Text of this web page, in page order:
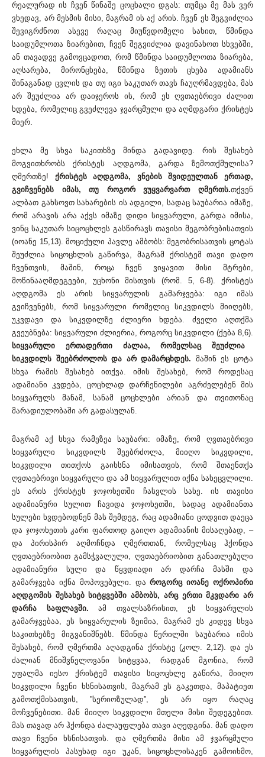
რეალურად ის ჩვენ წინაშე ცოცხალი დგას: თუმცა მე მას ვერ
ვხედავ, არ მესმის მისი, მაგრამ ის აქ არის. ჩვენ ეს შეგვიძლია
შევიგრძნოთ ასევე რაღაც მიუწვდომელი სახით, წმინდა
საიდუმლოთა ზიარებით, ჩვენ შეგვიძლია დავინახოთ სხვებში,
ან თავადვე გამოვცადოთ, რომ წმინდა საიდუმლოთა ზიარება,
აღსარება, მირონცხება, წმინდა ზეთის ცხება ადამიანს
შინაგანად ცვლის და თუ იგი საკუთარ თავს ჩაუღრმავდება, მას
არ შეუძლია არ დაიჯეროს ის, რომ ეს ღვთაებრივი ძალით
ხდება, რომელიც გვეძლევა ჯვარცმული და აღმდგარი ქრისტეს
მიერ.
ეხლა მე სხვა საკითხზე მინდა გადავიდე. რის შესახებ
მოგვითხრობს ქრისტეს აღდგომა, გარდა ზემოთქმულისა?
ღმერთზე! ქრისტეს აღდგომა, ვნების შვიდეულთან ერთად,
გვიჩვენებს იმას, თუ როგორ ვუყვარვართ ღმერთს.თქვენ
ალბათ გახსოვთ სახარების ის ადგილი, სადაც საუბარია იმაზე,
რომ არავის არა აქვს იმაზე დიდი სიყვარული, გარდა იმისა,
ვინც საკუთარ სიცოცხლეს გასწირავს თავისი მეგობრებისათვის
(იოანე 15,13). მოციქული პავლე ამბობს: მეგობრისათვის ცოტას
შეუძლია სიცოცხლის გაწირვა, მაგრამ ქრისტემ თავი დადო
ჩვენთვის, მაშინ, როცა ჩვენ ვიყავით მისი მტრები,
მოწინააღმდეგეები, უცხონი მისთვის (რომ. 5, 6-8). ქრისტეს
აღდგომა ეს არის სიყვარულის გამარჯვება: იგი იმას
გვიჩვენებს, რომ სიყვარული რომელიც სიკვდილს მიიღებს,
უკვდავი და სიკვდილზე ძლიერი ხდება. ძველი აღთქმა
გვეუბნება: სიყვარული ძლიერია, როგორც სიკვდილი (ქება 8,6).
სიყვარული ერთადერთი ძალაა, რომელსაც შეუძლია
სიკვდილს შეებრძოლოს და არ დამარცხდეს. მაშინ ეს ცოტა
სხვა რამის შესახებ ითქვა. იმის შესახებ, რომ როდესაც
ადამიანი კვდება, ცოცხლად დარჩენილები აგრძელებენ მის
სიყვარულს მანამ, სანამ ცოცხლები არიან და თვითონაც
მარადიულობაში არ გადასულან.
მაგრამ აქ სხვა რამეზეა საუბარი: იმაზე, რომ ღვთაებრივი
სიყვარული სიკვდილს შეებრძოლა, მიიღო სიკვდილი,
სიკვდილი თითქოს გაიხსნა იმისათვის, რომ შთაენთქა
ღვთაებრივი სიყვარული და ამ სიყვარულით იქნა სახეცვლილი.
ეს არის ქრისტეს ჯოჯოხეთში ჩასვლის სახე. ის თავისი
ადამიანური სულით ჩავიდა ჯოჯოხეთში, სადაც ადამიანთა
სულები ხვდებოდნენ მას შემდეგ, რაც ადამიანი ცოდვით დაეცა
და ჯოჯოხეთის კარი ფართოდ გაიღო ადამიანის მისაღებად, –
და პირისპირ აღმოჩნდა ღმერთთან, რომელსაც ჰქონდა
ღვთაებრიობით გამსჭვალული, ღვთაებრიობით განათლებული
ადამიანური სული და წყვდიადი არ დარჩა მასში და
გამარჯვება იქნა მოპოვებული. დაროგორც იოანე ოქროპირი
აღდგომის შესახებ სიტყვებში ამბობს, არც ერთი მკვდარი არ
დარჩა საფლავში. ამ თვალსაზრისით, ეს სიყვარულის
გამარჯვებაა, ეს სიყვარულის ზეიმია, მაგრამ ეს კიდევ სხვა
საკითხებზე მიგვანიშნებს. წმინდა წერილში საუბარია იმის
შესახებ, რომ ღმერთმა აღადგინა ქრისტე (კოლ. 2,12). და ეს
ძალიან მნიშვნელოვანი სიტყვაა, რადგან მგონია, რომ
უფალმა იესო ქრისტემ თავისი სიცოცხლე გაწირა, მიიღო
სიკვდილი ჩვენი ხსნისათვის, მაგრამ ეს გაკეთდა, მაპატიეთ
გამოთქმისათვის, ”სერიოზულად”, ეს არ იყო რაღაც
მოჩვენებითი. მან მიიღო სიკვდილი მთელი მისი შედეგებით.
მას თავად არ ჰქონდა ძალაუფლება თავი აღედგინა. მან დადო
თავი ჩვენი ხსნისათვის. და ღმერთმა მისი ამ ჯვარცმული
სიყვარულის პასუხად იგი უკან, სიცოცხლისაკენ გამოიხმო,